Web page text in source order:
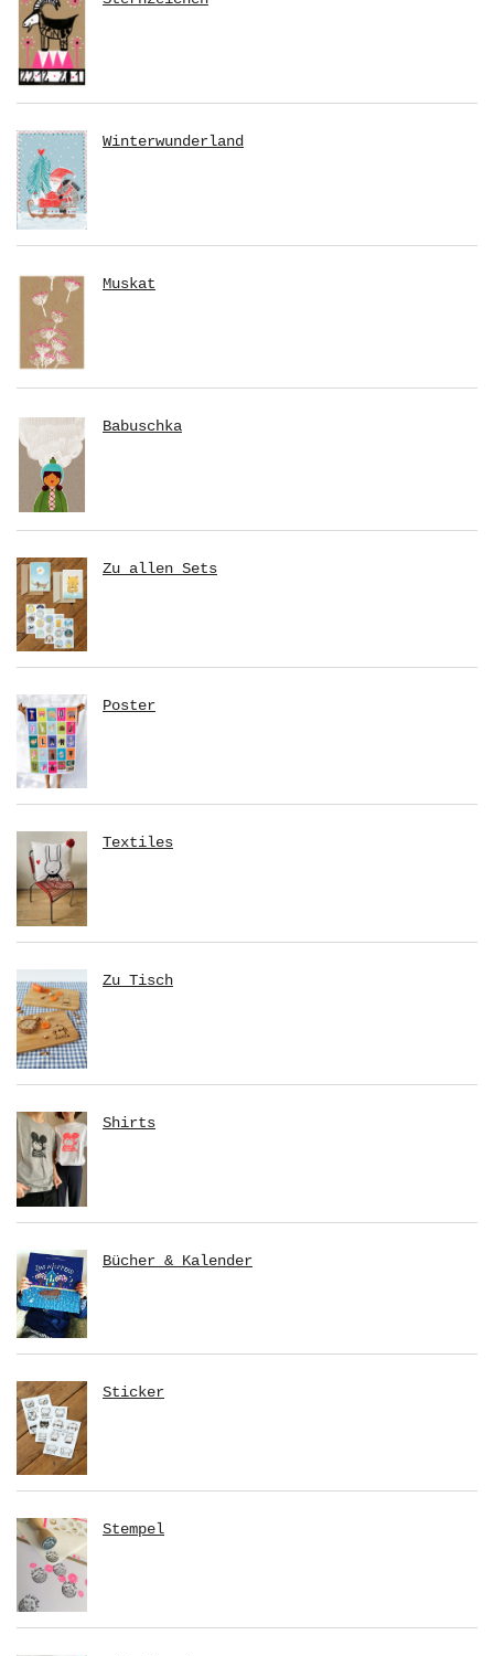
Winterwunderland
Muskat
Babuschka
Zu allen Sets
Poster
Textiles
Zu Tisch
Shirts
Bücher & Kalender
Sticker
Stempel